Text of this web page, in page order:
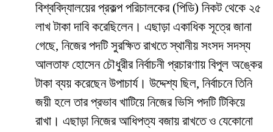
বিশ্ববিদ্যালয়ের প্রকল্প পরিচালকের (পিডি) নিকট থেকে ২৫
লাখ টাকা দাবি করেছিলেন। এছাড়া একাধিক সূত্রে জানা
গেছে, নিজের পদটি সুরক্ষিত রাখতে স্থানীয় সংসদ সদস্য
আলতাফ হোসেন চৌধুরীর নির্বাচনী প্রচারণায় বিপুল অঙ্কের
টাকা ব্যয় করেছেন উপাচার্য। উদ্দেশ্য ছিল, নির্বাচনে তিনি
জয়ী হলে তার প্রভাব খাটিয়ে নিজের ভিসি পদটি টিকিয়ে
রাখা। এছাড়া নিজের আধিপত্য বজায় রাখতে ও যেকোনো